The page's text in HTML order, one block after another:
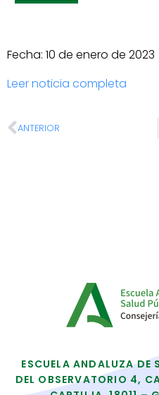
Fecha: 10 de enero de 2023
Leer noticia completa
ANTERIOR
ESCUELA ANDALUZA DE
DEL OBSERVATORIO 4,